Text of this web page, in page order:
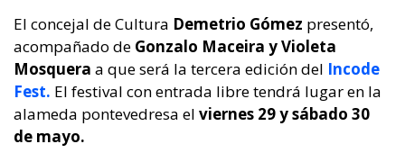
El concejal de Cultura Demetrio Gómez presentó,
acompañado de Gonzalo Maceira y Violeta
Mosquera a que será la tercera edición del Incode
Fest. El festival con entrada libre tendrá lugar en la
alameda pontevedresa el viernes 29 y sábado 30
de mayo.